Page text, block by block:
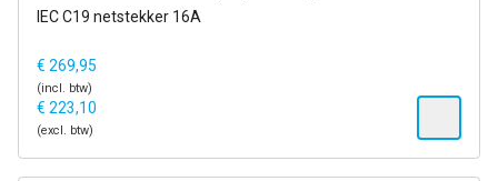
IEC C19 netstekker 16A
€ 269,95
(incl. btw)
€ 223,10
(excl. btw)